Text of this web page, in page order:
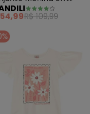
Especial (Natural)
R$ 109,99